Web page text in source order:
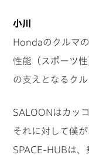
小川
Hondaのクルマ
性能（スポーツ
の支えとなるク
SALOONはカッ
それに対して僕
SPACE-HUBは